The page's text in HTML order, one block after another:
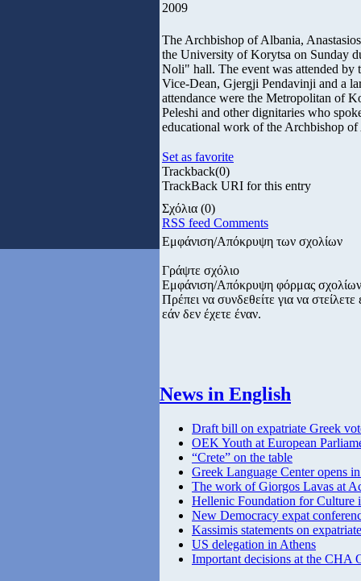
2009
The Archbishop of Albania,
the University of Korytsa on Sunday
Noli" hall. The event was attended
Vice-Dean, Gjergji Pendavinji and a
attendance were the Metropolitan of
Peleshi and other dignitaries who
educational work of the Archbishop
Set as favorite
Trackback(0)
TrackBack URI for this entry
Σχόλια (0)
RSS feed Comments
Εμφάνιση/Απόκρυψη των σχολίων
Γράψτε σχόλιο
Εμφάνιση/Απόκρυψη φόρμας σχολίων
Πρέπει να συνδεθείτε για να
εάν δεν έχετε έναν.
News in English
Draft bill on expatriate Greek
OEK Youth at European
“Crete” on the table
Greek Language Center opens
The work of Giorgos Lavas at
Hellenic Foundation for Culture
New Democracy expat
Kassimis statements on
US delegation in Athens
Important decisions at the CHA